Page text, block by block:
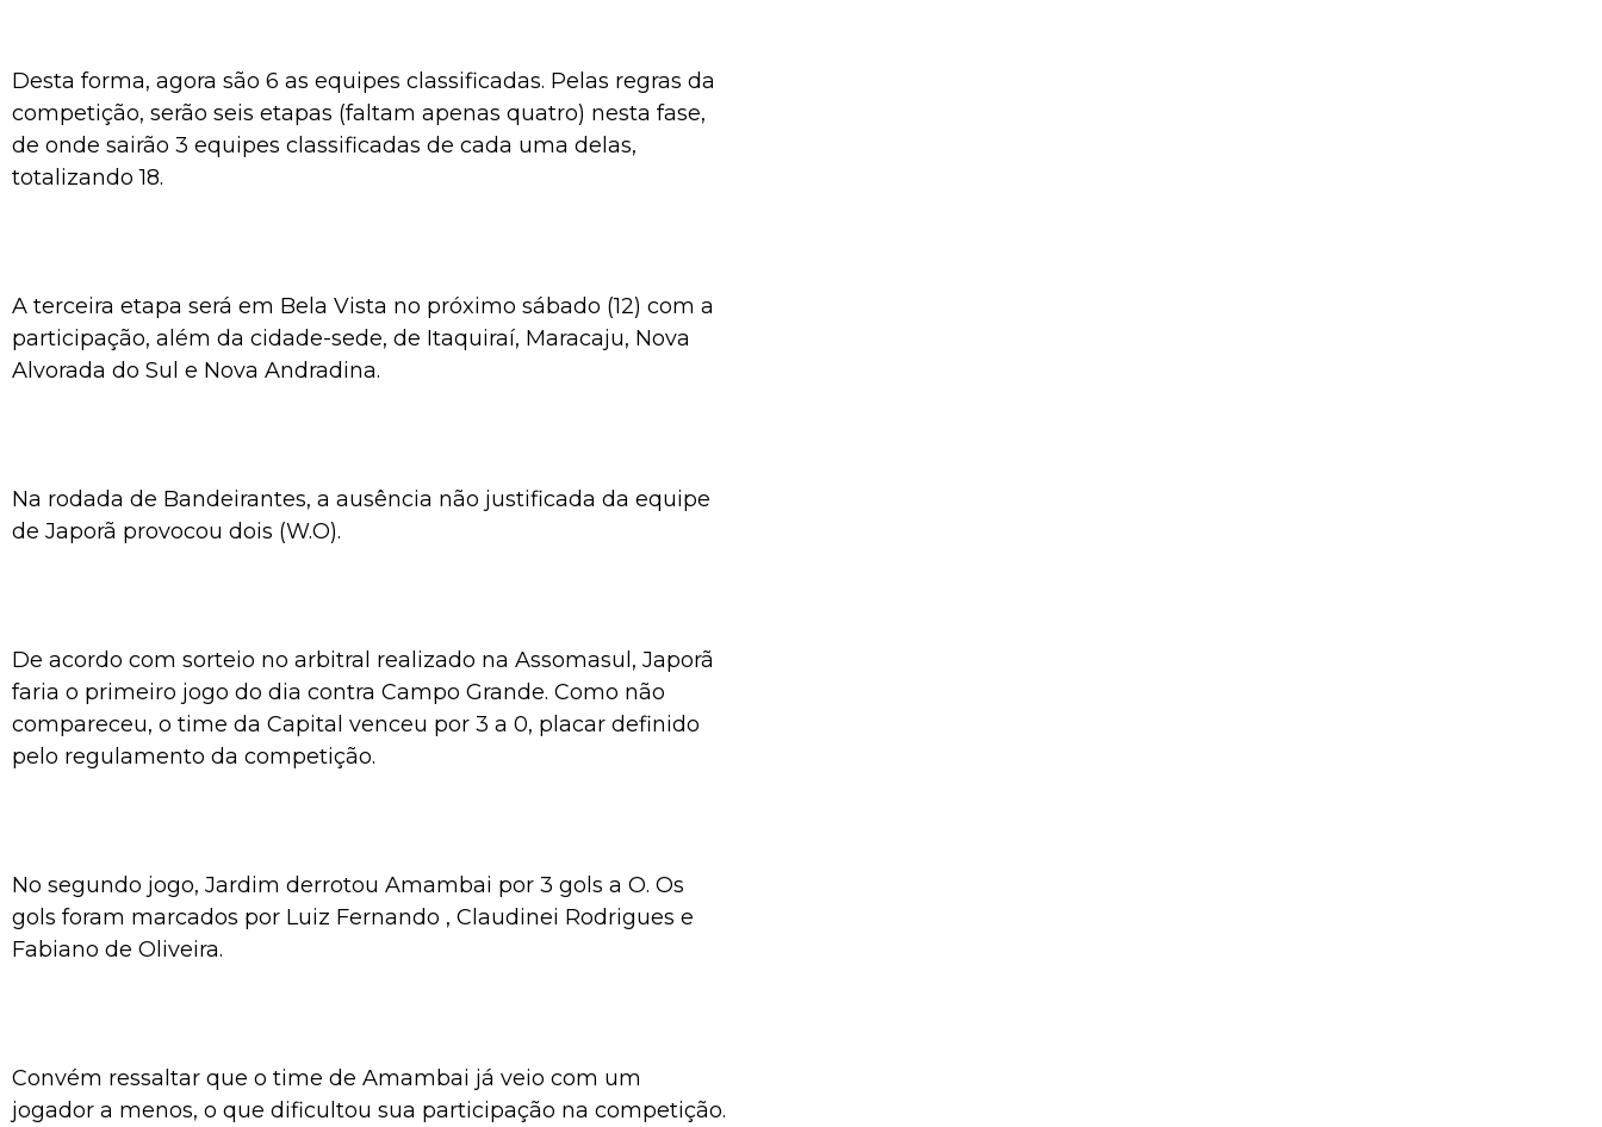
Desta forma, agora são 6 as equipes classificadas. Pelas regras da
competição, serão seis etapas (faltam apenas quatro) nesta fase,
de onde sairão 3 equipes classificadas de cada uma delas,
totalizando 18.
A terceira etapa será em Bela Vista no próximo sábado (12) com a
participação, além da cidade-sede, de Itaquiraí, Maracaju, Nova
Alvorada do Sul e Nova Andradina.
Na rodada de Bandeirantes, a ausência não justificada da equipe
de Japorã provocou dois (W.O).
De acordo com sorteio no arbitral realizado na Assomasul, Japorã
faria o primeiro jogo do dia contra Campo Grande. Como não
compareceu, o time da Capital venceu por 3 a 0, placar definido
pelo regulamento da competição.
No segundo jogo, Jardim derrotou Amambai por 3 gols a O. Os
gols foram marcados por Luiz Fernando , Claudinei Rodrigues e
Fabiano de Oliveira.
Convém ressaltar que o time de Amambai já veio com um
jogador a menos, o que dificultou sua participação na competição.